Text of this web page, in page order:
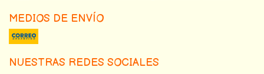
MEDIOS DE ENVÍO
NUESTRAS REDES SOCIALES